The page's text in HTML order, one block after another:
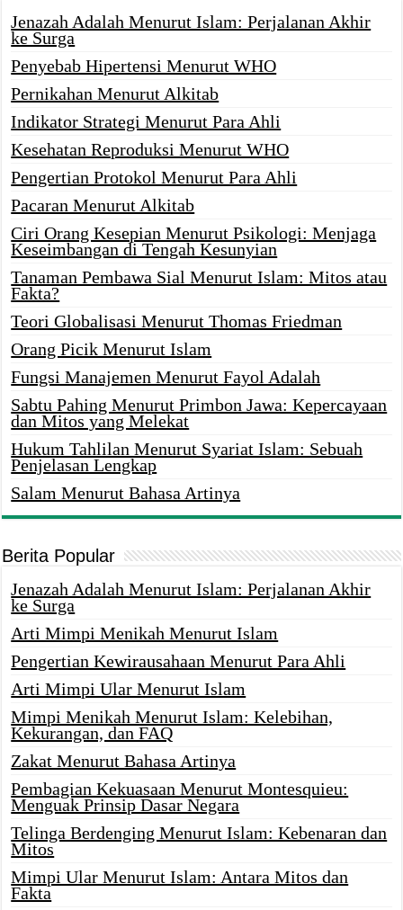
Jenazah Adalah Menurut Islam: Perjalanan Akhir
ke Surga
Penyebab Hipertensi Menurut WHO
Pernikahan Menurut Alkitab
Indikator Strategi Menurut Para Ahli
Kesehatan Reproduksi Menurut WHO
Pengertian Protokol Menurut Para Ahli
Pacaran Menurut Alkitab
Ciri Orang Kesepian Menurut Psikologi: Menjaga
Keseimbangan di Tengah Kesunyian
Tanaman Pembawa Sial Menurut Islam: Mitos atau
Fakta?
Teori Globalisasi Menurut Thomas Friedman
Orang Picik Menurut Islam
Fungsi Manajemen Menurut Fayol Adalah
Sabtu Pahing Menurut Primbon Jawa: Kepercayaan
dan Mitos yang Melekat
Hukum Tahlilan Menurut Syariat Islam: Sebuah
Penjelasan Lengkap
Salam Menurut Bahasa Artinya
Berita Popular
Jenazah Adalah Menurut Islam: Perjalanan Akhir
ke Surga
Arti Mimpi Menikah Menurut Islam
Pengertian Kewirausahaan Menurut Para Ahli
Arti Mimpi Ular Menurut Islam
Mimpi Menikah Menurut Islam: Kelebihan,
Kekurangan, dan FAQ
Zakat Menurut Bahasa Artinya
Pembagian Kekuasaan Menurut Montesquieu:
Menguak Prinsip Dasar Negara
Telinga Berdenging Menurut Islam: Kebenaran dan
Mitos
Mimpi Ular Menurut Islam: Antara Mitos dan
Fakta